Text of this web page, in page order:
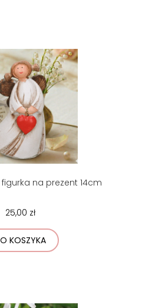
figurka na prezent 14cm
25,00 zł
KOSZYKA